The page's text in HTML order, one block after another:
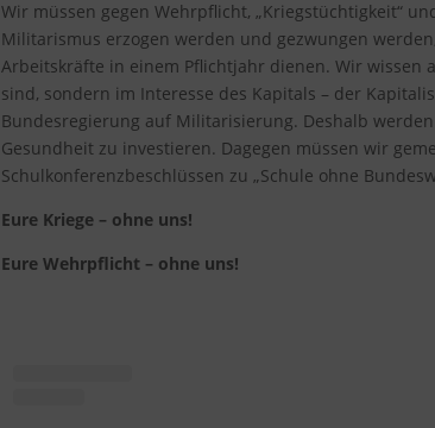
Wir müssen gegen Wehrpflicht, „Kriegstüchtigkeit“
Militarismus erzogen werden und gezwungen
Arbeitskräfte in einem Pflichtjahr dienen. Wir wissen
sind, sondern im Interesse des Kapitals – der
Bundesregierung auf Militarisierung. Deshalb
Gesundheit zu investieren. Dagegen müssen wir
Schulkonferenzbeschlüssen zu „Schule ohne
Eure Kriege – ohne uns!
Eure Wehrpflicht – ohne uns!